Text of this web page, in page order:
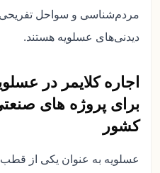
مردم‌شناسی و سواحل تفریحی
دیدنی‌های عسلویه هستند.
اجاره کلایمر در
برای پروژه های
کشور
عسلویه به عنوان یکی از